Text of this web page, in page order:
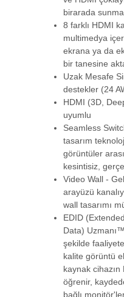
2-Port
2-Port
BS-VSP-
Beek 2
HDCP
BS-VSP-
Beek 2
HDCP
BS-VSP-
Beek 4
3810 x
BS-VSP-
Beek 4K
2160 pi-->
birarada
8 farklı HDMI
multimedya
ekrana ya da
bir tanesine
Uzak Mesafe
destekler (24
HDMI (3D,
uyumlu
Seamless
tasarım
görüntüler
kesintisiz,
Video Wall -
arayüzü
wall tasarımı
EDID
Data)
şekilde
kalite görüntü
kaynak
öğrenir,
bağlı